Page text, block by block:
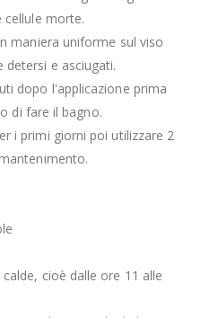
morte.
maniera uniforme sul viso
e asciugati.
dopo l'applicazione prima
di fare il bagno.
i primi giorni poi utilizzare 2
cioè dalle ore 11 alle